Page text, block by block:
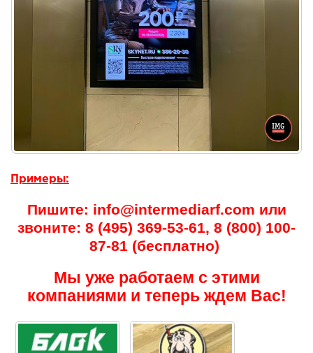
Примеры:
Пишите: info@intermediarf.com или
звоните: 8 (495) 369-53-61, 8 (800) 100-
87-81 (бесплатно)
Мы уже работаем с этими
компаниями и теперь ждем Вас!